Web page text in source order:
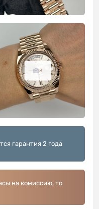
8
гарантия 2 года
на комиссию, то